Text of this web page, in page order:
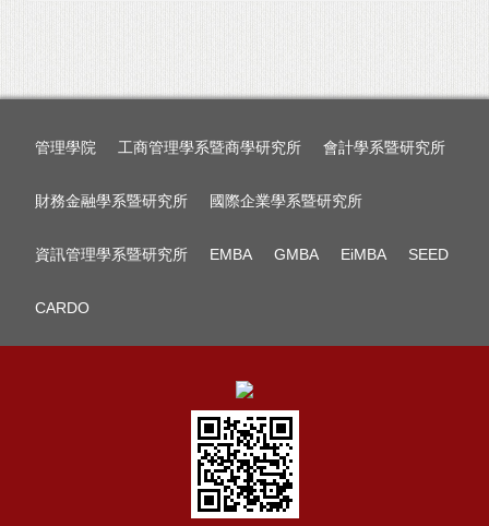
管理學院 工商管理學系暨商學研究所 會計學系暨研究所
財務金融學系暨研究所 國際企業學系暨研究所
資訊管理學系暨研究所 EMBA GMBA EiMBA SEED
CARDO